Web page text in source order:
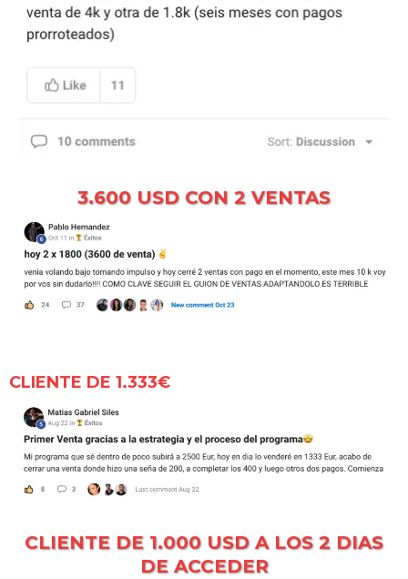
3.600 USD CON 2 VENTAS
CLIENTE DE 1.333€
CLIENTE DE 1.000 USD A LOS 2 DIAS
DE ACCEDER